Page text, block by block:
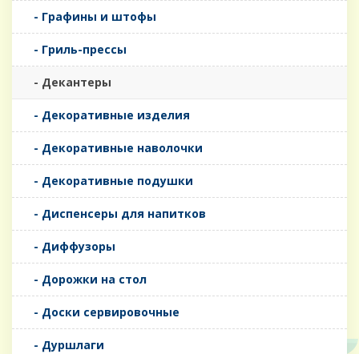
- Графины и штофы
- Гриль-прессы
- Декантеры
- Декоративные изделия
- Декоративные наволочки
- Декоративные подушки
- Диспенсеры для напитков
- Диффузоры
- Дорожки на стол
- Доски сервировочные
- Дуршлаги